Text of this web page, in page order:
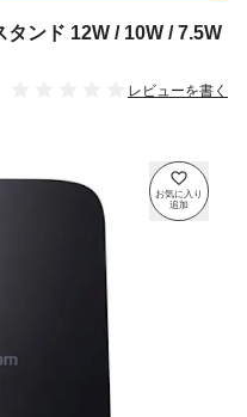
ンド 12W / 10W / 7.5W
レビューを書く